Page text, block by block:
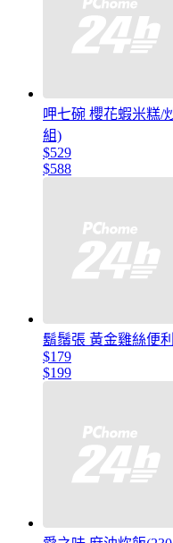
呷七碗 櫻花蝦米糕/
組)
$529
$588
鬍鬚張 黃金雞絲便
$179
$199